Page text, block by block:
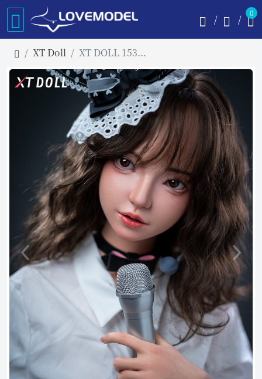
0
XT Doll XT DOLL 153cm Iカップ Katie フルシリコン製リアルラブドール